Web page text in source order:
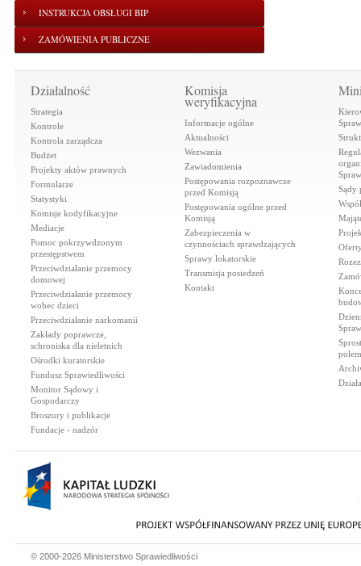
INSTRUKCJA OBSŁUGI BIP
ZAMÓWIENIA PUBLICZNE
Działalność
Strategia
Kontrole
Kontrola zarządcza
Budżet
Projekty aktów prawnych
Formularze
Statystyki
Komisje kodyfikacyjne
Mediacje
Pomoc pokrzywdzonym
przestępstwem
Przeciwdziałanie przemocy
domowej
Przeciwdziałanie przemocy
wobec dzieci
Przeciwdziałanie narkomanii
Zakłady poprawcze,
schroniska dla nieletnich
Ośrodki kuratorskie
Fundusz Sprawiedliwości
Monitor Sądowy i
Gospodarczy
Broszury i publikacje
Fundacje - nadzór
Komisja
weryfikacyjna
Informacje ogólne
Aktualności
Wezwania
Zawiadomienia
Postępowania rozpoznawcze
przed Komisją
Postępowania ogólne przed
Komisją
Zabezpieczenia w
czynnościach sprawdzających
Sprawy lokatorskie
Transmisja posiedzeń
Kontakt
Sądy
© 2000-2026 Ministerstwo Sprawiedliwości